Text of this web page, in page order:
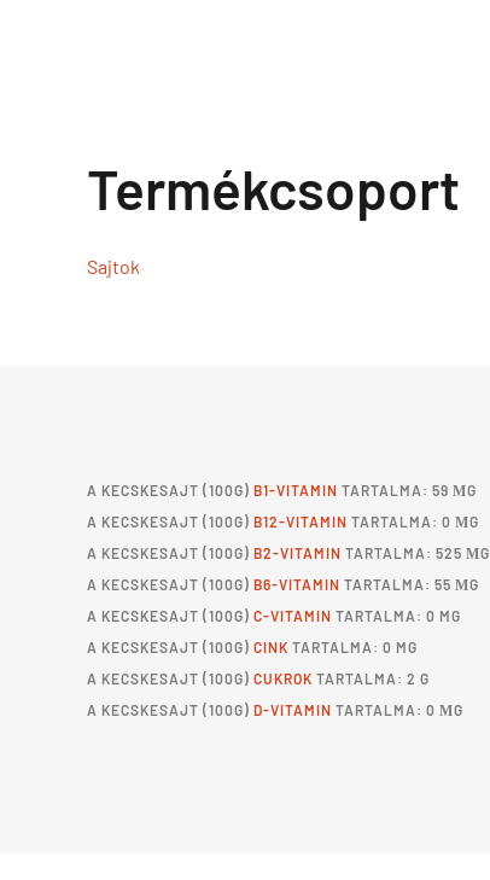
Termékcsoport
Sajtok
A KECSKESAJT (100G) B1-VITAMIN TARTALMA: 59 ΜG
A KECSKESAJT (100G) B12-VITAMIN TARTALMA: 0 ΜG
A KECSKESAJT (100G) B2-VITAMIN TARTALMA: 525 ΜG
A KECSKESAJT (100G) B6-VITAMIN TARTALMA: 55 ΜG
A KECSKESAJT (100G) C-VITAMIN TARTALMA: 0 MG
A KECSKESAJT (100G) CINK TARTALMA: 0 MG
A KECSKESAJT (100G) CUKROK TARTALMA: 2 G
A KECSKESAJT (100G) D-VITAMIN TARTALMA: 0 ΜG